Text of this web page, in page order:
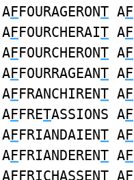
AFFOURAGERONT AF
AFFOURCHERAIT AF
AFFOURCHERONT AF
AFFOURRAGEANT AF
AFFRANCHIRENT AF
AFFRETASSIONS AF
AFFRIANDAIENT AF
AFFRIANDERENT AF
AFFRICHASSENT AF